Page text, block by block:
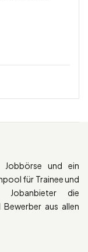
Jobbörse und ein
für Trainee und
Jobanbieter die
aus allen